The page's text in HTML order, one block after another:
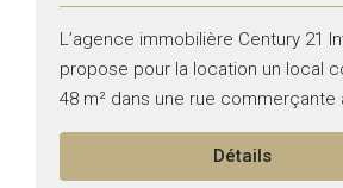
L’agence immobilière Century 21
propose pour la location un local
48 m² dans une rue commerçante
Carthage. Superficie : 48 m² TT
Détails